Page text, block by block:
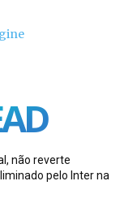
não reverte
pelo Inter na